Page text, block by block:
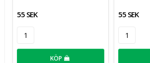
55 SEK
KÖP
55 SEK